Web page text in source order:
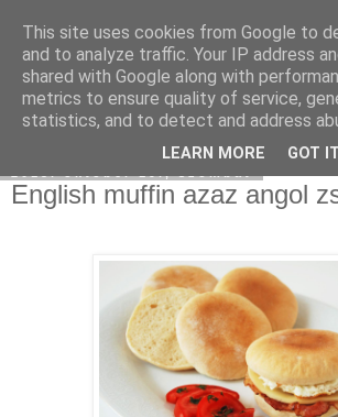
Moha Konyha
English muffin azaz angol
This site uses cookies from Google to
and to analyze traffic. Your IP address
shared with Google along with
metrics to ensure quality of service,
statistics, and to detect and address
LEARN MORE GOT IT